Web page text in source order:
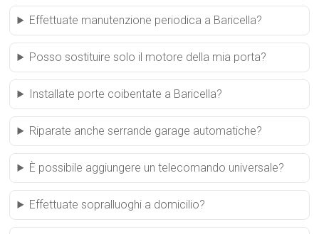
Effettuate manutenzione periodica a Baricella?
Posso sostituire solo il motore della mia porta?
Installate porte coibentate a Baricella?
Riparate anche serrande garage automatiche?
È possibile aggiungere un telecomando universale?
Effettuate sopralluoghi a domicilio?